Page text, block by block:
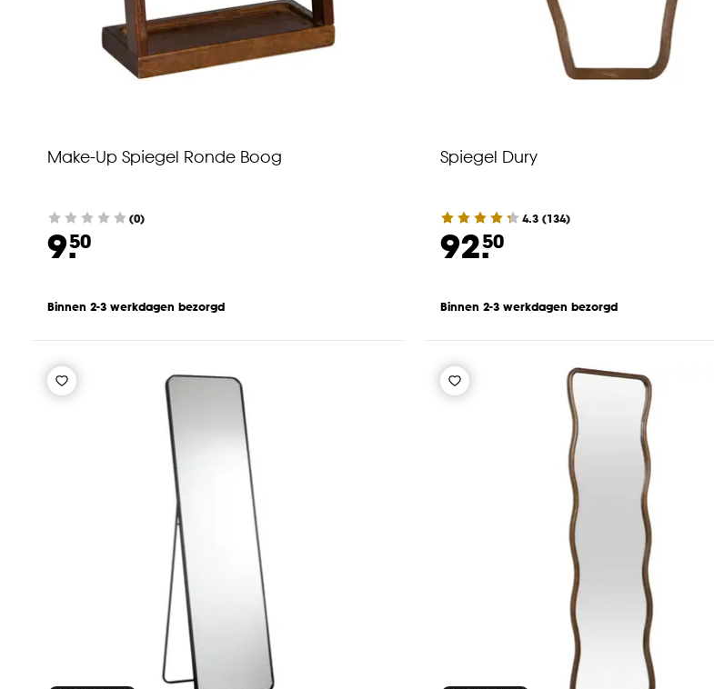
Make-Up Spiegel Ronde Boog
(0)
9.50
Binnen 2-3 werkdagen bezorgd
Spiegel Dury
4.3 (134)
92.50
Binnen 2-3 werkdagen bezorgd